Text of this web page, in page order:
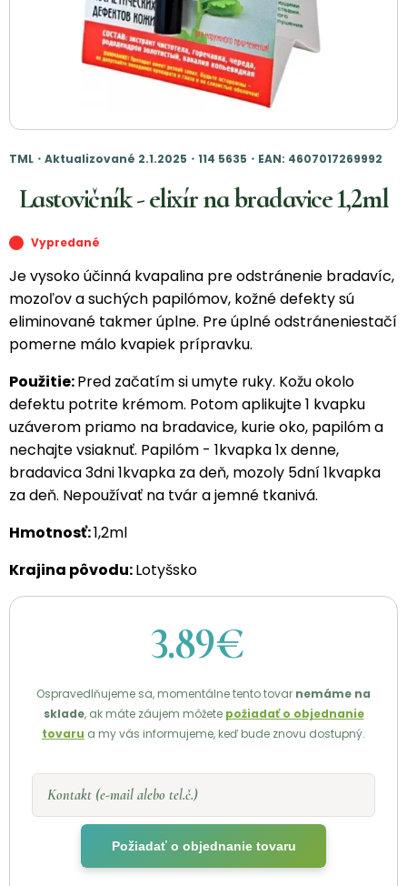
TML・Aktualizované 2.1.2025・114 5635・EAN: 4607017269992
Lastovičník - elixír na bradavice 1,2ml
Vypredané
Je vysoko účinná kvapalina pre odstránenie bradavíc,
mozoľov a suchých papilómov, kožné defekty sú
eliminované takmer úplne. Pre úplné odstráneniestačí
pomerne málo kvapiek prípravku.
Použitie:Pred začatím si umyte ruky. Kožu okolo
defektu potrite krémom. Potom aplikujte 1 kvapku
uzáverom priamo na bradavice, kurie oko, papilóm a
nechajte vsiaknuť. Papilóm - 1kvapka 1x denne,
bradavica 3dni 1kvapka za deň, mozoly 5dní 1kvapka
za deň. Nepoužívať na tvár a jemné tkanivá.
Hmotnosť:1,2ml
Krajina pôvodu:Lotyšsko
3.89€
Ospravedlňujeme sa, momentálne tento tovar nemáme na
sklade, ak máte záujem môžete požiadať o objednanie
tovaru a my vás informujeme, keď bude znovu dostupný.
Kontakt (e-mail alebo tel.č.)
Požiadať o objednanie tovaru